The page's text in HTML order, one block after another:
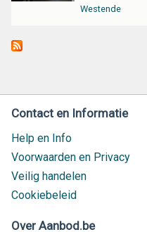
Westende
Contact en Informatie
Help en Info
Voorwaarden en Privacy
Veilig handelen
Cookiebeleid
Over Aanbod.be